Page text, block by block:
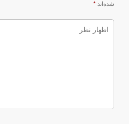
شده‌اند *